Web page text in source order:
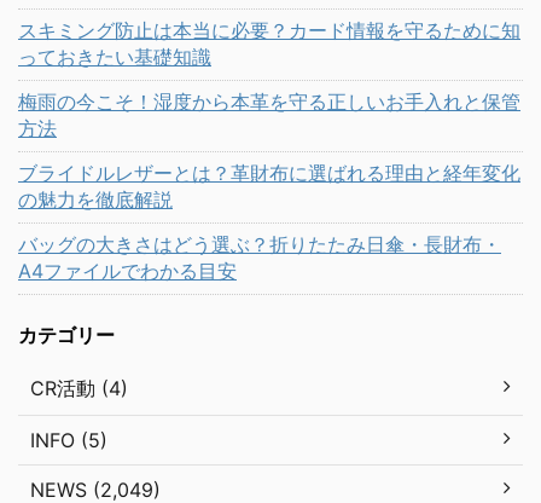
スキミング防止は本当に必要？カード情報を守るために知
っておきたい基礎知識
梅雨の今こそ！湿度から本革を守る正しいお手入れと保管
方法
ブライドルレザーとは？革財布に選ばれる理由と経年変化
の魅力を徹底解説
バッグの大きさはどう選ぶ？折りたたみ日傘・長財布・
A4ファイルでわかる目安
カテゴリー
CR活動 (4)
INFO (5)
NEWS (2,049)